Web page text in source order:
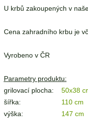
U krbů zakoupených v
Cena zahradního krbu je
Vyrobeno v ČR
Parametry produktu:
grilovací plocha:
50x38
šířka:
110 cm
výška:
147 cm